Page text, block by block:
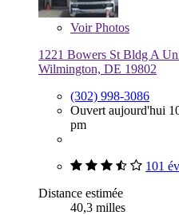
VoirPhotos
1221 Bowers St Bldg A
Wilmington, DE 19802
(302) 998-3086
Ouvert aujourd'hui
pm
101
Distance estimée
40,3 milles